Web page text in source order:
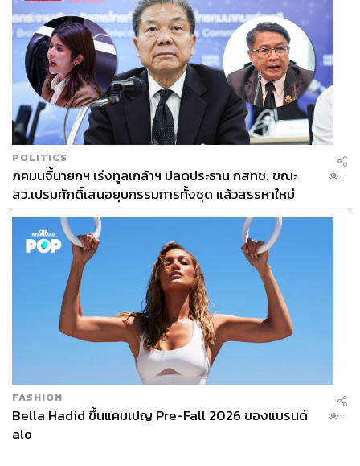
POLITICS
ภคมนจี้นายกฯ เร่งทูลเกล้าฯ ปลดประธาน กสทช. ขณะ
สว.เปรมศักดิ์เสนอยุบกรรมการทั้งชุด แล้วสรรหาใหม่
...
FASHION
Bella Hadid ขึ้นแคมเปญ Pre-Fall 2026 ของแบรนด์
alo
...